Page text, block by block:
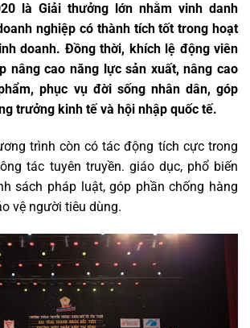
là Giải thưởng lớn nhằm vinh danh
nghiệp có thành tích tốt trong hoạt
doanh. Đồng thời, khích lệ động viên
nâng cao năng lực sản xuất, nâng cao
phục vụ đời sống nhân dân, góp
trưởng kinh tế và hội nhập quốc tế.
trình còn có tác động tích cực trong
tác tuyên truyền. giáo dục, phổ biến
sách pháp luật, góp phần chống hàng
vệ người tiêu dùng.